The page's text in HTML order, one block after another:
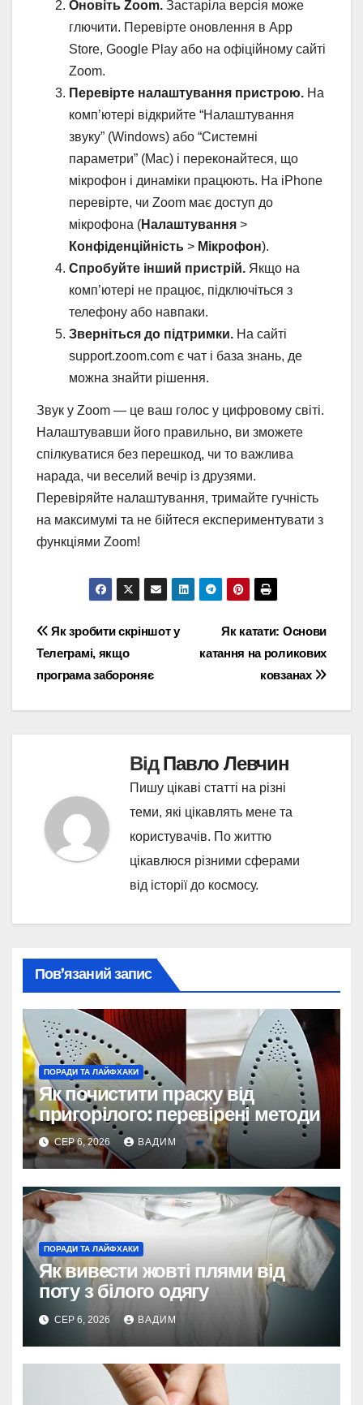
Оновіть Zoom. Застаріла версія може
глючити. Перевірте оновлення в App
Store, Google Play або на офіційному сайті
Zoom.
Перевірте налаштування пристрою. На
комп’ютері відкрийте “Налаштування
звуку” (Windows) або “Системні
параметри” (Mac) і переконайтеся, що
мікрофон і динаміки працюють. На iPhone
перевірте, чи Zoom має доступ до
мікрофона (Налаштування >
Конфіденційність > Мікрофон).
Спробуйте інший пристрій. Якщо на
комп’ютері не працює, підключіться з
телефону або навпаки.
Зверніться до підтримки. На сайті
support.zoom.com є чат і база знань, де
можна знайти рішення.
Звук у Zoom — це ваш голос у цифровому світі.
Налаштувавши його правильно, ви зможете
спілкуватися без перешкод, чи то важлива
нарада, чи веселий вечір із друзями.
Перевіряйте налаштування, тримайте гучність
на максимумі та не бійтеся експериментувати з
функціями Zoom!
Навігація
записів
Як катати: Основи
катання на роликових
ковзанах
Як зробити скріншот у
Телеграмі, якщо
програма забороняє
ВідПавло Левчин
Пишу цікаві статті на різні
теми, які цікавлять мене та
користувачів. По життю
цікавлюся різними сферами
від історії до космосу.
Пов’язаний запис
ПОРАДИ ТА ЛАЙФХАКИ
Як почистити праску від
пригорілого: перевірені методи
СЕР 6, 2026 ВАДИМ
ПОРАДИ ТА ЛАЙФХАКИ
Як вивести жовті плями від
поту з білого одягу
СЕР 6, 2026 ВАДИМ